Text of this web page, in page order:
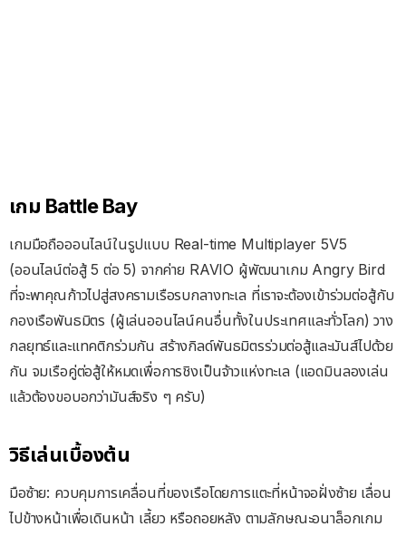
เกม Battle Bay
เกมมือถือออนไลน์ในรูปแบบ Real-time Multiplayer 5V5
(ออนไลน์ต่อสู้ 5 ต่อ 5) จากค่าย RAVIO ผู้พัฒนาเกม Angry Bird
ที่จะพาคุณก้าวไปสู่สงครามเรือรบกลางทะเล ที่เราจะต้องเข้าร่วมต่อสู้กับ
กองเรือพันธมิตร (ผู้เล่นออนไลน์คนอื่นทั้งในประเทศและทั่วโลก) วาง
กลยุทธ์และแทคติกร่วมกัน สร้างกิลด์พันธมิตรร่วมต่อสู้และมันส์ไปด้วย
กัน จมเรือคู่ต่อสู้ให้หมดเพื่อการชิงเป็นจ้าวแห่งทะเล (แอดมินลองเล่น
แล้วต้องขอบอกว่ามันส์จริง ๆ ครับ)
วิธีเล่นเบื้องต้น
มือซ้าย: ควบคุมการเคลื่อนที่ของเรือโดยการแตะที่หน้าจอฝั่งซ้าย เลื่อน
ไปข้างหน้าเพื่อเดินหน้า เลี้ยว หรือถอยหลัง ตามลักษณะอนาล็อกเกม